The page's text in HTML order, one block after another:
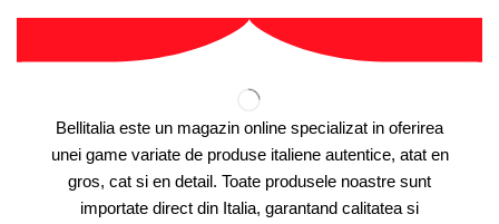
Bellitalia este un magazin online specializat in oferirea
unei game variate de produse italiene autentice, atat en
gros, cat si en detail. Toate produsele noastre sunt
importate direct din Italia, garantand calitatea si